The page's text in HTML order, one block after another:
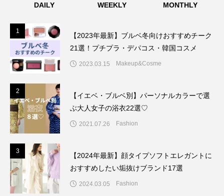
DAILY WEEKLY MONTHLY
1
【2023年最新】ブルベ冬向けおすすめチーク
21選！プチプラ・デパコス・韓国コスメ
2023.03.15 Makeup&Cosme
2
【イエベ・ブルベ別】パーソナルカラーで選
ぶ大人女子の浴衣22選♡
2021.07.26 Fashion
3
【2024年最新】顔タイプソフトエレガントに
おすすめしたい垢抜けブランド17選
2024.03.05 Fashion